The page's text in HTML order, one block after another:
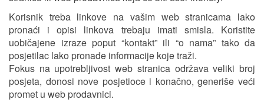
Korisnik treba linkove na vašim web stranicama lako
pronaći i opisi linkova trebaju imati smisla. Koristite
uobičajene izraze poput “kontakt” ili “o nama” tako da
posjetilac lako pronađe informacije koje traži.
Fokus na upotrebljivost web stranica održava veliki broj
posjeta, donosi nove posjetioce i konačno, generiše veći
promet u web prodavnici.